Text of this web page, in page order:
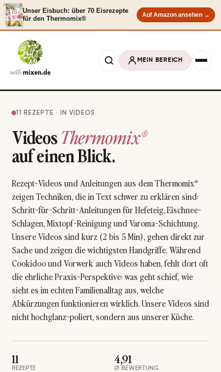
Anzeige
Unser Eisbuch: über 70 Eisrezepte
für den Thermomix®
Auf Amazon ansehen →
MEIN BEREICH
11 REZEPTE · IN VIDEOS
VideosThermomix®
auf einen Blick.
Rezept-Videos und Anleitungen aus dem Thermomix®
zeigen Techniken, die in Text schwer zu erklären sind:
Schritt-für-Schritt-Anleitungen für Hefeteig, Eischnee-
Schlagen, Mixtopf-Reinigung und Varoma-Schichtung.
Unsere Videos sind kurz (2 bis 5 Min), gehen direkt zur
Sache und zeigen die wichtigsten Handgriffe. Während
Cookidoo und Vorwerk auch Videos haben, fehlt dort oft
die ehrliche Praxis-Perspektive: was geht schief, wie
sieht es im echten Familienalltag aus, welche
Abkürzungen funktionieren wirklich. Unsere Videos sind
nicht hochglanz-poliert, sondern aus unserer Küche.
11
REZEPTE
4,91
Ø BEWERTUNG